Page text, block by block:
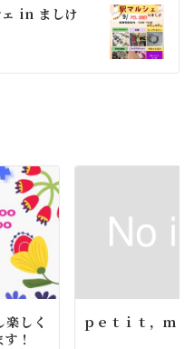
in ましけ
しく
！
ｐｅｔｉｔ，ｍ